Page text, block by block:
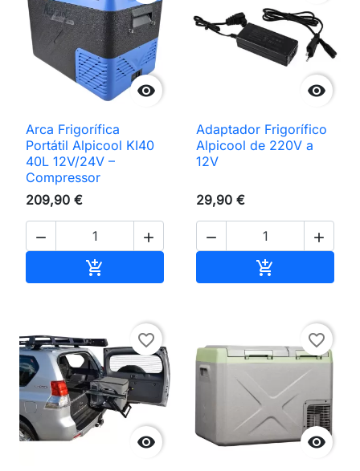

Arca Frigorífica
Portátil Alpicool KI40
40L 12V/24V –
Compressor
209,90 €
 


Adaptador Frigorífico
Alpicool de 220V a
12V
29,90 €
 


favorite_border

favorite_border